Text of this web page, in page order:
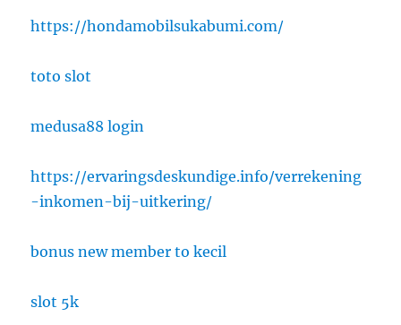
https://hondamobilsukabumi.com/
toto slot
medusa88 login
https://ervaringsdeskundige.info/verrekening
-inkomen-bij-uitkering/
bonus new member to kecil
slot 5k